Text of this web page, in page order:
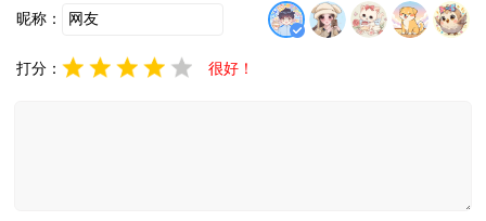
昵称：
打分： 很好！